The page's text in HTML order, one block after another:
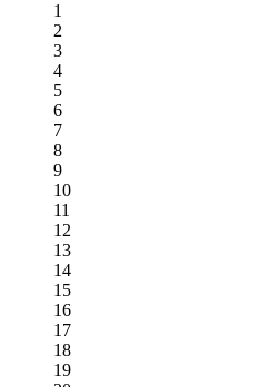
1
2
3
4
5
6
7
8
9
10
11
12
13
14
15
16
17
18
19